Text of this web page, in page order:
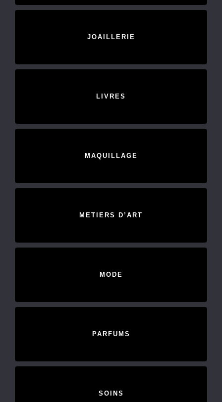
JOAILLERIE
LIVRES
MAQUILLAGE
METIERS D’ART
MODE
PARFUMS
SOINS